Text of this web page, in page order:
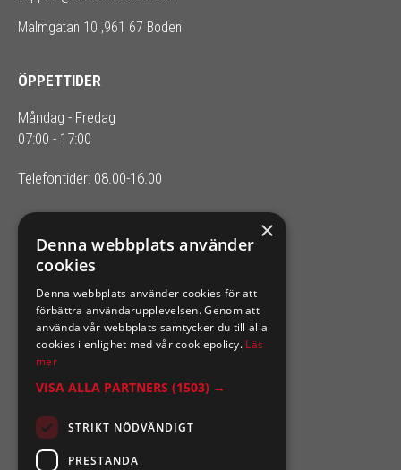
Malmgatan 10 ,961 67 Boden
ÖPPETTIDER
Måndag - Fredag
07:00 - 17:00
Telefontider: 08.00-16.00
SIXTEN NILSSONS
Organisationsnummer 556164-2652
×
Denna webbplats använder
cookies
Denna webbplats använder cookies för att
förbättra användarupplevelsen. Genom att
använda vår webbplats samtycker du till alla
cookies i enlighet med vår cookiepolicy. Läs
mer
VISA ALLA PARTNERS (1503) →
STRIKT NÖDVÄNDIGT
PRESTANDA